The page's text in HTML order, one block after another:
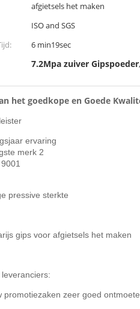
afgietsels het maken
ISO and SGS
6 min19sec
7.2Mpa zuiver Gipspoeder,
het goedkope en Goede
ervaring
merk 2
pressive sterkte
gips voor afgietsels het maken
zeer goed